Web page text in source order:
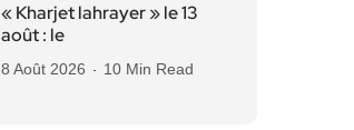
« Kharjet lahrayer » le 13
août : le
8 Août 2026 10 Min Read